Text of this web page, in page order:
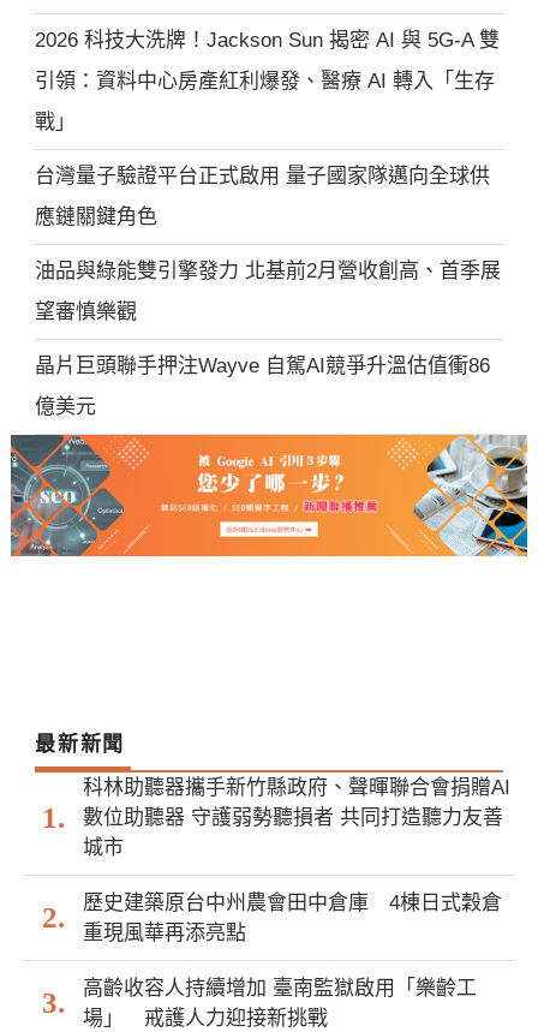
2026 科技大洗牌！Jackson Sun 揭密 AI 與 5G-A 雙
引領：資料中心房產紅利爆發、醫療 AI 轉入「生存
戰」
台灣量子驗證平台正式啟用 量子國家隊邁向全球供
應鏈關鍵角色
油品與綠能雙引擎發力 北基前2月營收創高、首季展
望審慎樂觀
晶片巨頭聯手押注Wayve 自駕AI競爭升溫估值衝86
億美元
最新新聞
科林助聽器攜手新竹縣政府、聲暉聯合會捐贈AI
數位助聽器 守護弱勢聽損者 共同打造聽力友善
城市
歷史建築原台中州農會田中倉庫 4棟日式穀倉
重現風華再添亮點
高齡收容人持續增加 臺南監獄啟用「樂齡工
場」 戒護人力迎接新挑戰